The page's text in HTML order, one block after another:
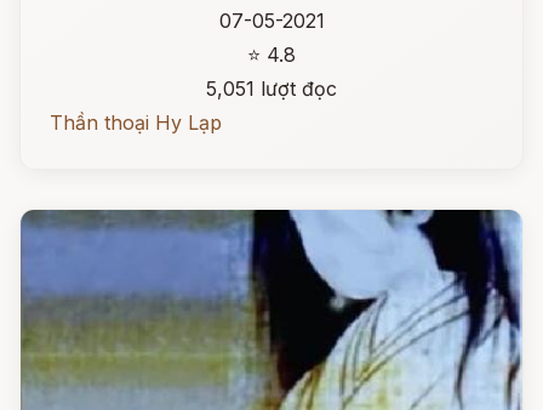
07-05-2021
⭐ 4.8
5,051 lượt đọc
Thần thoại Hy Lạp